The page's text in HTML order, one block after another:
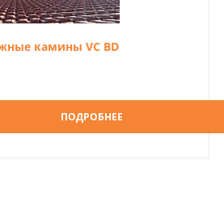
камины VC BD
ПОДРОБНЕЕ